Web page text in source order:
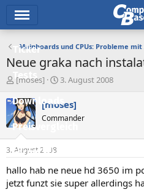
Ticker
Tests
Downloads
Preisvergleich
Forum
Aktuelles
Mainboards und CPUs: Probleme mit
Neue graka nach
E
s
t
e
l
e
r
[moses]
E
s
e
t
a
3. August 2008
[moses]
Commander
3. August 2008
hallo hab ne neue hd 3650 im
jetzt funzt sie super allerdings